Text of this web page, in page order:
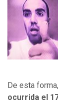
De esta
ocurrida el